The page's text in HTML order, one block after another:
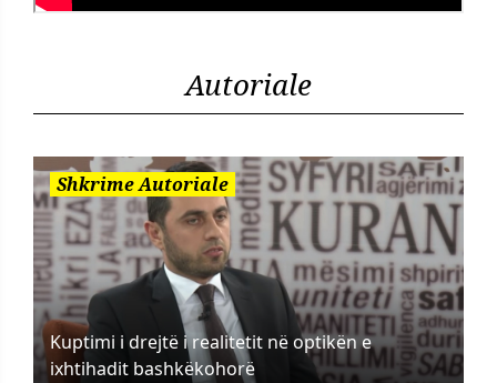
Autoriale
Shkrime Autoriale
Kuptimi i drejtë i realitetit në optikën e
ixhtihadit bashkëkohorë